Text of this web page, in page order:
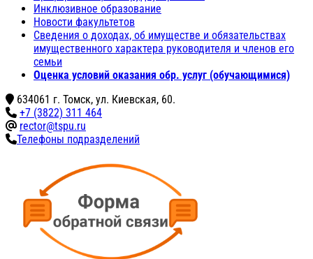
Инклюзивное образование
Новости факультетов
Сведения о доходах, об имуществе и обязательствах
имущественного характера руководителя и членов его
семьи
Оценка условий оказания обр. услуг (обучающимися)
634061 г. Томск, ул. Киевская, 60.
+7 (3822) 311 464
rector@tspu.ru
Телефоны подразделений